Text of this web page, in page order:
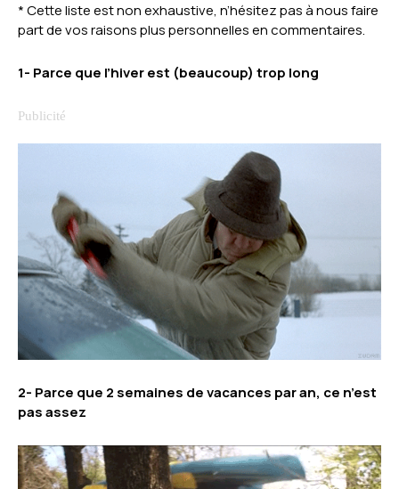
* Cette liste est non exhaustive, n’hésitez pas à nous faire
part de vos raisons plus personnelles en commentaires.
1- Parce que l’hiver est (beaucoup) trop long
2- Parce que 2 semaines de vacances par an, ce n’est
pas assez